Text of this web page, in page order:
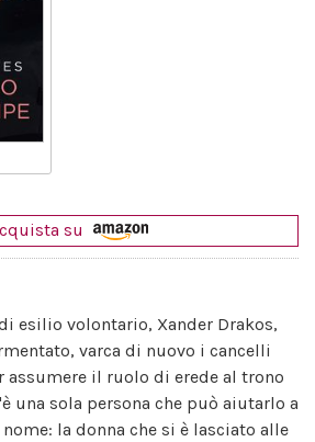
su
esilio volontario, Xander Drakos,
varca di nuovo i cancelli
assumere il ruolo di erede al trono
una sola persona che può aiutarlo a
la donna che si è lasciato alle